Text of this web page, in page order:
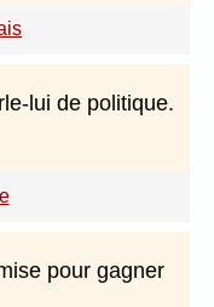
lui de politique.
pour gagner